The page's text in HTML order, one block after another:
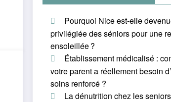
Pourquoi Nice est-elle
privilégiée des séniors pour une
ensoleillée ?
Établissement médicalisé :
votre parent a réellement besoin
soins renforcé ?
La dénutrition chez les